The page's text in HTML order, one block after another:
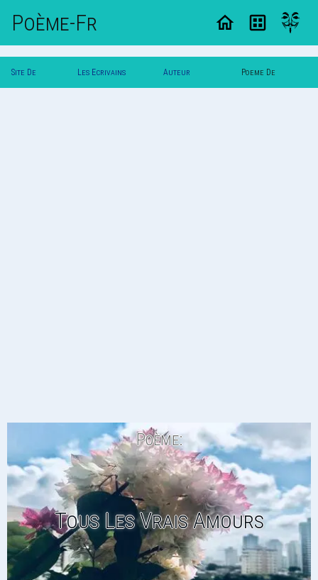
Poème-Fr
Site De Les Ecrivains Auteur Poeme De
Poème:
Tous Les Vrais Amours